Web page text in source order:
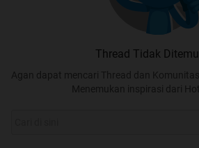
Thread Tidak
Agan dapat mencari Thread dan
Menemukan inspirasi dari